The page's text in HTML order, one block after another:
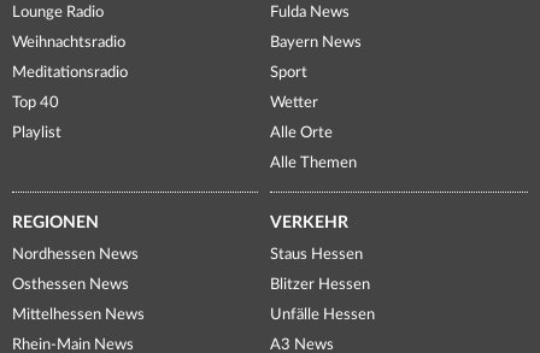
Lounge Radio
Weihnachtsradio
Meditationsradio
Top 40
Playlist
Fulda News
Bayern News
Sport
Wetter
Alle Orte
Alle Themen
REGIONEN
Nordhessen News
Osthessen News
Mittelhessen News
Rhein-Main News
VERKEHR
Staus Hessen
Blitzer Hessen
Unfälle Hessen
A3 News